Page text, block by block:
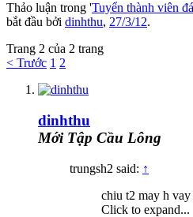
Thảo luận trong 'Tuyển thành viên
bắt đầu bởi dinhthu, 27/3/12.
Trang 2 của 2 trang
< Trước 1 2
dinhthu
Mới Tập Cầu Lông
trungsh2 said: ↑
chiu t2 may h vay
Click to expand...